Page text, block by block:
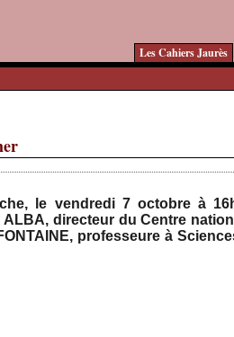
Les Cahiers Jaurès
le vendredi 7 octobre à
directeur du Centre
professeure à